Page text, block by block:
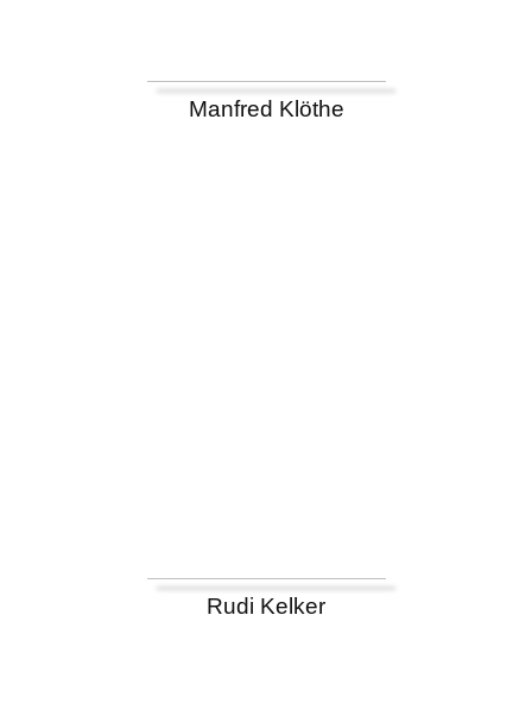
Manfred Klöthe
Rudi Kelker